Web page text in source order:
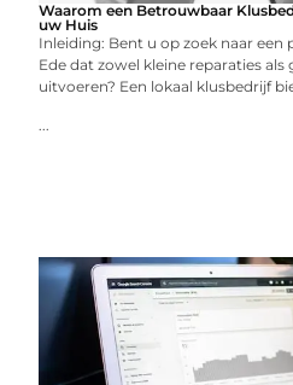
Waarom een Betrouwbaar
uw Huis
Inleiding: Bent u op zoek naar een
Ede dat zowel kleine reparaties
uitvoeren? Een lokaal klusbedrijf
...